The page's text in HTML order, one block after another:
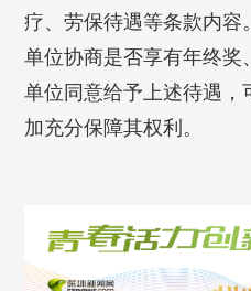
疗、劳保待遇等条款内容
单位协商是否享有年终奖
单位同意给予上述待遇，
加充分保障其权利。